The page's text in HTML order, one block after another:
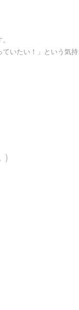
いたい！」という気持
)